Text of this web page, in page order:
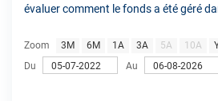
évaluer comment le fonds a été géré
Zoom 3M 6M 1A 3A 5A 10A
Du
Au